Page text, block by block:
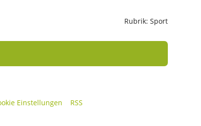
Rubrik: Sport
Einstellungen RSS